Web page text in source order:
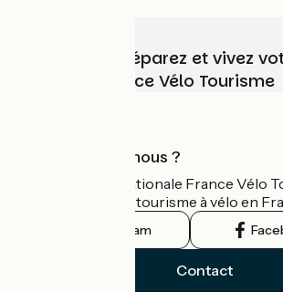
Choisissez, préparez et vivez
vélo avec France Vélo Tourisme
Qui sommes-nous ?
L'association nationale France Vélo
guide officiel du tourisme à vélo en
Instagram
Contact